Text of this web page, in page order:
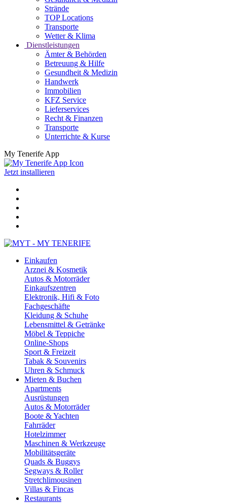
Strände
TOP Locations
Transporte
Wetter & Klima
Dienstleistungen
Ämter & Behörden
Betreuung & Hilfe
Gesundheit & Medizin
Handwerk
Immobilien
KFZ Service
Lieferservices
Recht & Finanzen
Transporte
Unterrichte & Kurse
My Tenerife App
Jetzt installieren
Einkaufen
Arznei & Kosmetik
Autos & Motorräder
Einkaufszentren
Elektronik, Hifi & Foto
Fachgeschäfte
Kleidung & Schuhe
Lebensmittel & Getränke
Möbel & Teppiche
Online-Shops
Sport & Freizeit
Tabak & Souvenirs
Uhren & Schmuck
Mieten & Buchen
Apartments
Ausrüstungen
Autos & Motorräder
Boote & Yachten
Fahrräder
Hotelzimmer
Maschinen & Werkzeuge
Mobilitätsgeräte
Quads & Buggys
Segways & Roller
Stretchlimousinen
Villas & Fincas
Restaurants